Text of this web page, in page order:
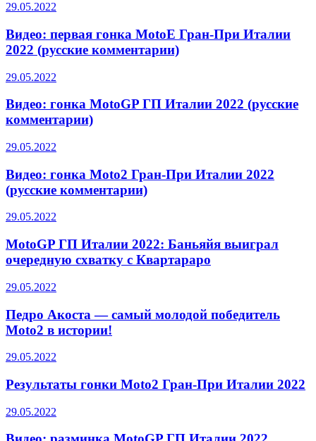
29.05.2022
Видео: первая гонка MotoE Гран-При Италии
2022 (русские комментарии)
29.05.2022
Видео: гонка MotoGP ГП Италии 2022 (русские
комментарии)
29.05.2022
Видео: гонка Moto2 Гран-При Италии 2022
(русские комментарии)
29.05.2022
MotoGP ГП Италии 2022: Баньяйя выиграл
очередную схватку с Квартараро
29.05.2022
Педро Акоста — самый молодой победитель
Moto2 в истории!
29.05.2022
Результаты гонки Moto2 Гран-При Италии 2022
29.05.2022